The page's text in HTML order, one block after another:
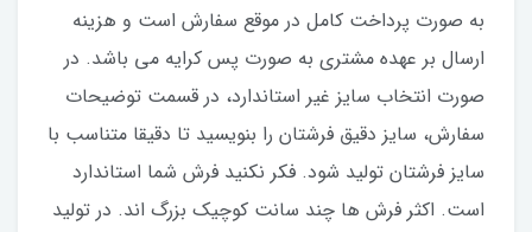
به صورت پرداخت کامل در موقع سفارش است و هزینه
ارسال بر عهده مشتری به صورت پس کرایه می باشد. در
صورت انتخاب سایز غیر استاندارد، در قسمت توضیحات
سفارش، سایز دقیق فرشتان را بنویسید تا دقیقا متناسب با
سایز فرشتان تولید شود. فکر نکنید فرش شما استاندارد
است. اکثر فرش ها چند سانت کوچیک بزرگ اند. در تولید